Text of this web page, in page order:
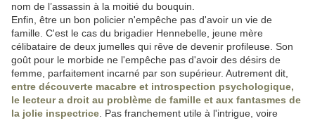
nom de l’assassin à la moitié du bouquin.
Enfin, être un bon policier n'empêche pas d'avoir un vie de
famille. C'est le cas du brigadier Hennebelle, jeune mère
célibataire de deux jumelles qui rêve de devenir profileuse. Son
goût pour le morbide ne l'empêche pas d'avoir des désirs de
femme, parfaitement incarné par son supérieur. Autrement dit,
entre découverte macabre et introspection psychologique,
le lecteur a droit au problème de famille et aux fantasmes de
la jolie inspectrice . Pas franchement utile à l'intrigue, voire